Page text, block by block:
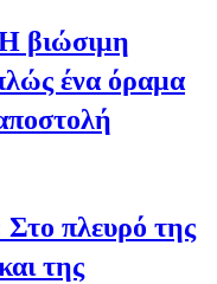
βιώσιμη
ένα όραμα
πλευρό της
της